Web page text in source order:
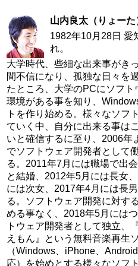
山内良太（りょーた
1982年10月28日 愛
れ。
大学時代、些細な出来事がき
間不信になり、孤独な日々を
たところ、大学のPCにソフト
環境がある事を知り、
トを作り始める。様々なソフ
ていく中、自分に出来る事は
いと確信するに至り、2006年
でソフトウェア開発者として
る。2011年7月には職場で出
と結婚、2012年5月には長女
には次女、2017年4月には長
る。ソフトウェア開発に対す
める事なく、2018年5月には
トウェア開発者として独立、
えもん』という無料音楽再生
（Windows、iPhone、
応）を始めとする様々なソフ